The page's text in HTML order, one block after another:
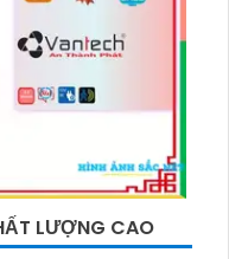
LƯỢNG CAO